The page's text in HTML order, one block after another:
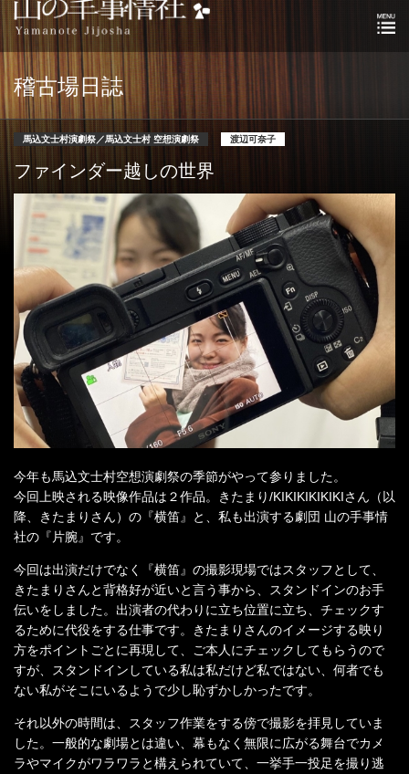
稽古場日誌
馬込文士村演劇祭／馬込文士村 空想演劇祭 渡辺可奈子
ファインダー越しの世界
今年も馬込文士村空想演劇祭の季節がやって参りました。
今回上映される映像作品は２作品。きたまり/KIKIKIKIKIKIさん（以
降、きたまりさん）の『横笛』と、私も出演する劇団 山の手事情
社の『片腕』です。
今回は出演だけでなく『横笛』の撮影現場ではスタッフとして、
きたまりさんと背格好が近いと言う事から、スタンドインのお手
伝いをしました。出演者の代わりに立ち位置に立ち、チェックす
るために代役をする仕事です。きたまりさんのイメージする映り
方をポイントごとに再現して、ご本人にチェックしてもらうので
すが、スタンドインしている私は私だけど私ではない、何者でも
ない私がそこにいるようで少し恥ずかしかったです。
それ以外の時間は、スタッフ作業をする傍で撮影を拝見していま
した。一般的な劇場とは違い、幕もなく無限に広がる舞台でカメ
ラやマイクがワラワラと構えられていて、一挙手一投足を撮り逃